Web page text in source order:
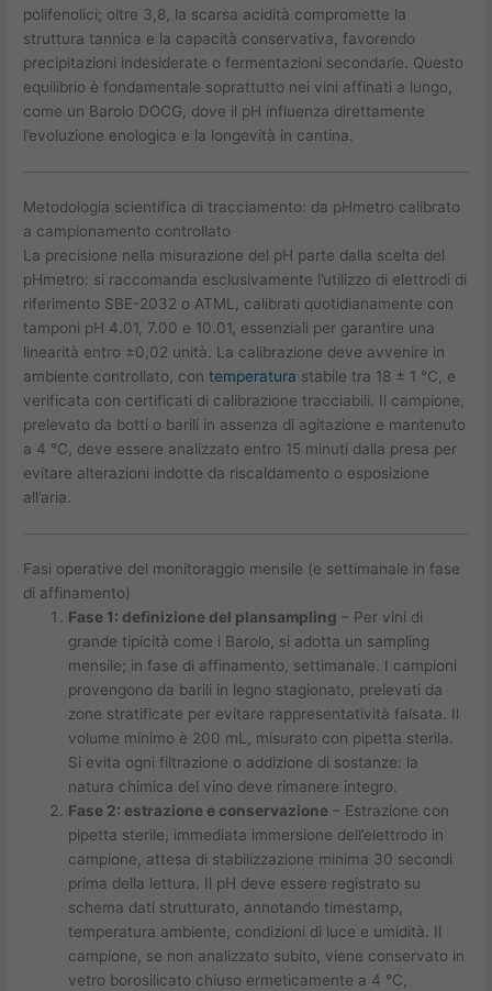
polifenolici; oltre 3,8, la scarsa acidità compromette la
struttura tannica e la capacità conservativa, favorendo
precipitazioni indesiderate o fermentazioni secondarie. Questo
equilibrio è fondamentale soprattutto nei vini affinati a lungo,
come un Barolo DOCG, dove il pH influenza direttamente
l’evoluzione enologica e la longevità in cantina.
Metodologia scientifica di tracciamento: da pHmetro calibrato
a campionamento controllato
La precisione nella misurazione del pH parte dalla scelta del
pHmetro: si raccomanda esclusivamente l’utilizzo di elettrodi di
riferimento SBE-2032 o ATML, calibrati quotidianamente con
tamponi pH 4.01, 7.00 e 10.01, essenziali per garantire una
linearità entro ±0,02 unità. La calibrazione deve avvenire in
ambiente controllato, contemperatura stabile tra 18 ± 1 °C, e
verificata con certificati di calibrazione tracciabili. Il campione,
prelevato da botti o barili in assenza di agitazione e mantenuto
a 4 °C, deve essere analizzato entro 15 minuti dalla presa per
evitare alterazioni indotte da riscaldamento o esposizione
all’aria.
Fasi operative del monitoraggio mensile (e settimanale in fase
di affinamento)
Fase 1: definizione del plansampling – Per vini di
grande tipicità come i Barolo, si adotta un sampling
mensile; in fase di affinamento, settimanale. I campioni
provengono da barili in legno stagionato, prelevati da
zone stratificate per evitare rappresentatività falsata. Il
volume minimo è 200 mL, misurato con pipetta sterila.
Si evita ogni filtrazione o addizione di sostanze: la
natura chimica del vino deve rimanere integro.
Fase 2: estrazione e conservazione – Estrazione con
pipetta sterile, immediata immersione dell’elettrodo in
campione, attesa di stabilizzazione minima 30 secondi
prima della lettura. Il pH deve essere registrato su
schema dati strutturato, annotando timestamp,
temperatura ambiente, condizioni di luce e umidità. Il
campione, se non analizzato subito, viene conservato in
vetro borosilicato chiuso ermeticamente a 4 °C,